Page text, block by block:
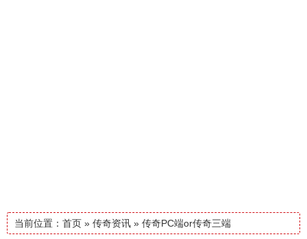
当前位置： 首页 » 传奇资讯 » 传奇PC端or传奇三端